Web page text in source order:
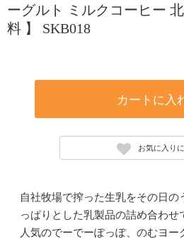
ーグルト ミルクコーヒー
料 】 SKB018
カートに入
お気に入り
自社牧場で搾った生乳をその日の
っぱりとした乳製品の詰め合わ
人気のでーでーぽっぽ、のむヨ